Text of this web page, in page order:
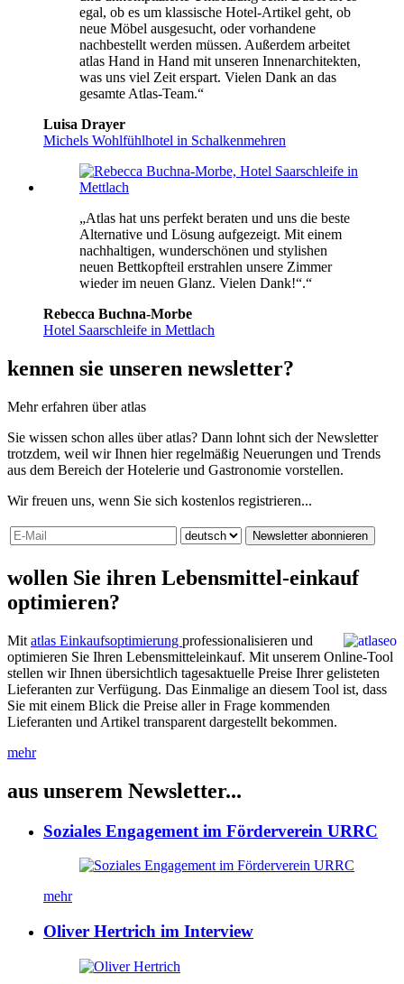
egal, ob es um klassische Hotel-Artikel geht, ob
neue Möbel ausgesucht, oder vorhandene
nachbestellt werden müssen. Außerdem arbeitet
atlas Hand in Hand mit unseren Innenarchitekten,
was uns viel Zeit erspart. Vielen Dank an das
gesamte Atlas-Team.“
Luisa Drayer
Michels Wohlfühlhotel in Schalkenmehren
„Atlas hat uns perfekt beraten und uns die beste
Alternative und Lösung aufgezeigt. Mit einem
nachhaltigen, wunderschönen und stylishen
neuen Bettkopfteil erstrahlen unsere Zimmer
wieder im neuen Glanz. Vielen Dank!“.“
Rebecca Buchna-Morbe
Hotel Saarschleife in Mettlach
kennen sie unseren newsletter?
Mehr erfahren über atlas
Sie wissen schon alles über atlas? Dann lohnt sich der Newsletter
trotzdem, weil wir Ihnen hier regelmäßig Neuerungen und Trends
aus dem Bereich der Hotelerie und Gastronomie vorstellen.
Wir freuen uns, wenn Sie sich kostenlos registrieren...
Newsletter abonnieren
wollen Sie ihren Lebensmittel-einkauf
optimieren?
Mit atlas Einkaufsoptimierung professionalisieren und
optimieren Sie Ihren Lebensmitteleinkauf. Mit unserem Online-Tool
stellen wir Ihnen übersichtlich tagesaktuelle Preise Ihrer gelisteten
Lieferanten zur Verfügung. Das Einmalige an diesem Tool ist, dass
Sie mit einem Blick die Preise aller in Frage kommenden
Lieferanten und Artikel transparent dargestellt bekommen.
mehr
aus unserem Newsletter...
Soziales Engagement im Förderverein URRC
mehr
Oliver Hertrich im Interview